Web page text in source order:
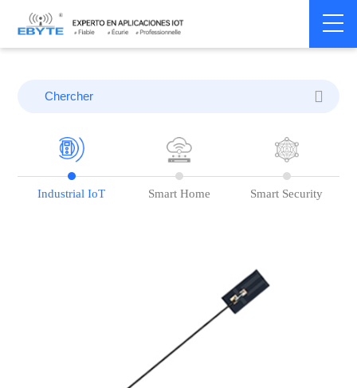
Home > Blog
Industrial IoT Smart Home Smart Security